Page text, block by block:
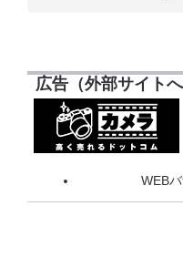
広告（外部サイトへ
WEB